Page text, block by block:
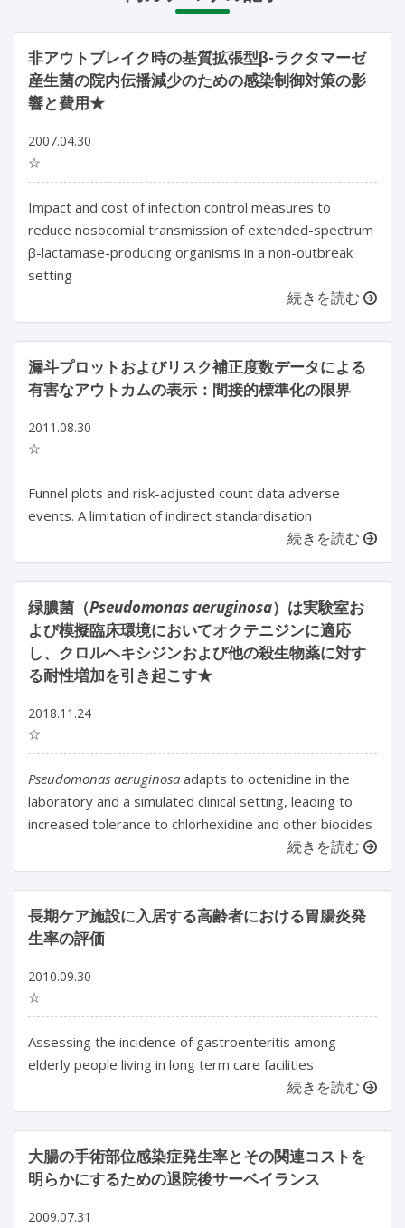
非アウトブレイク時の基質拡張型β-ラクタマーゼ
産生菌の院内伝播減少のための感染制御対策の影
響と費用★
2007.04.30
☆
Impact and cost of infection control measures to
reduce nosocomial transmission of extended-spectrum
β-lactamase-producing organisms in a non-outbreak
setting
続きを読む
漏斗プロットおよびリスク補正度数データによる
有害なアウトカムの表示：間接的標準化の限界
2011.08.30
☆
Funnel plots and risk-adjusted count data adverse
events. A limitation of indirect standardisation
続きを読む
緑膿菌（Pseudomonas aeruginosa）は実験室お
よび模擬臨床環境においてオクテニジンに適応
し、クロルヘキシジンおよび他の殺生物薬に対す
る耐性増加を引き起こす★
2018.11.24
☆
Pseudomonas aeruginosa adapts to octenidine in the
laboratory and a simulated clinical setting, leading to
increased tolerance to chlorhexidine and other biocides
続きを読む
長期ケア施設に入居する高齢者における胃腸炎発
生率の評価
2010.09.30
☆
Assessing the incidence of gastroenteritis among
elderly people living in long term care facilities
続きを読む
大腸の手術部位感染症発生率とその関連コストを
明らかにするための退院後サーベイランス
2009.07.31